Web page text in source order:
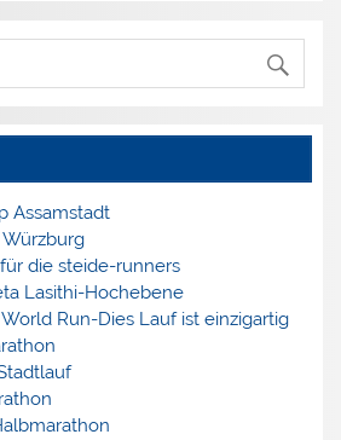
Assamstadt
die steide-runners
Lasithi-Hochebene
Run-Dies Lauf ist einzigartig